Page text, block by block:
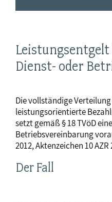
Dienst- oder
Die vollständige
leistungsorientierte
setzt gemäß § 18 TVöD
Betriebsvereinbarung
2012, Aktenzeichen 10 AZR
Der Fall